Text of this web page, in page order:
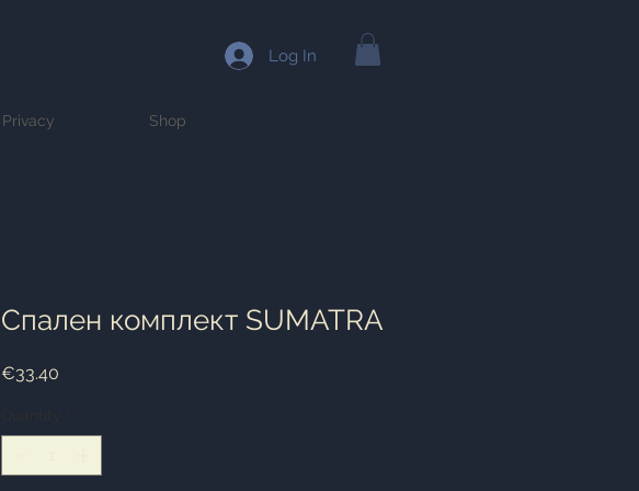
Log In
Privacy Shop
Спален комплект SUMATRA
€33.40